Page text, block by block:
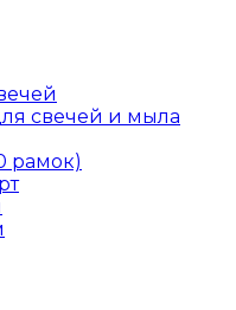
свечей и мыла
рамок)